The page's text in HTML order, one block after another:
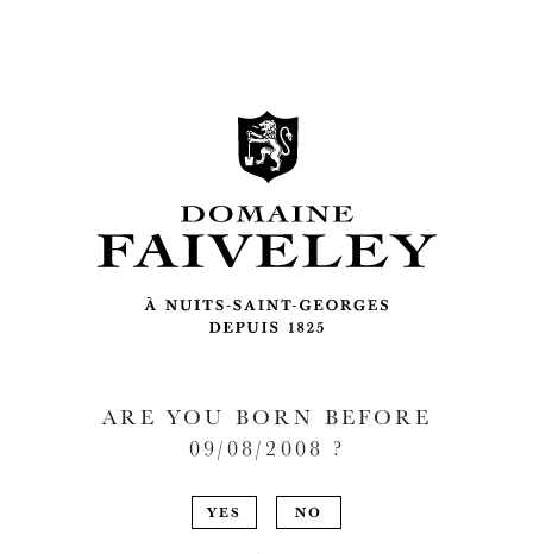
ARE YOU BORN BEFORE
09/08/2008 ?
YES NO